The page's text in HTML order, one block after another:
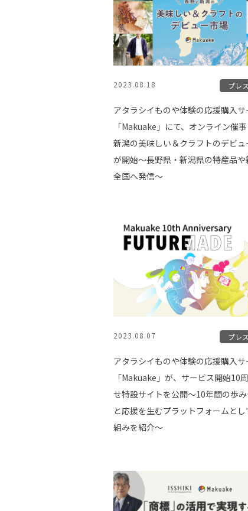
2023.08.18 プレ
アタラシイものや体験の応援購入サ
「Makuake」にて、オンライン催
新潟の美味しい＆クラフトのデビュ
が開始〜長野県・新潟県の特産品や
全国へ発信〜
2023.08.07 プレ
アタラシイものや体験の応援購入サ
「Makuake」が、サービス開始10
せ特設サイトを公開〜10年間の歩
と応援を生むプラットフォームとし
組みを紹介〜